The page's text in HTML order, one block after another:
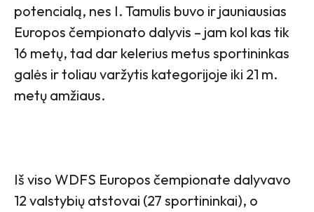
potencialą, nes I. Tamulis buvo ir jauniausias
Europos čempionato dalyvis – jam kol kas tik
16 metų, tad dar kelerius metus sportininkas
galės ir toliau varžytis kategorijoje iki 21 m.
metų amžiaus.
Iš viso WDFS Europos čempionate dalyvavo
12 valstybių atstovai (27 sportininkai), o